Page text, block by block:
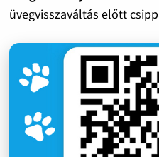
üvegvisszaváltás előtt